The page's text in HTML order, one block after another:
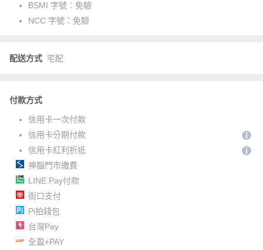
BSMI 字號： 免驗
NCC 字號： 免驗
配送方式 宅配
付款方式
信用卡一次付款
信用卡分期付款
信用卡紅利折抵
神腦門市繳費
LINE Pay付款
街口支付
Pi拍錢包
台灣Pay
全盈+PAY